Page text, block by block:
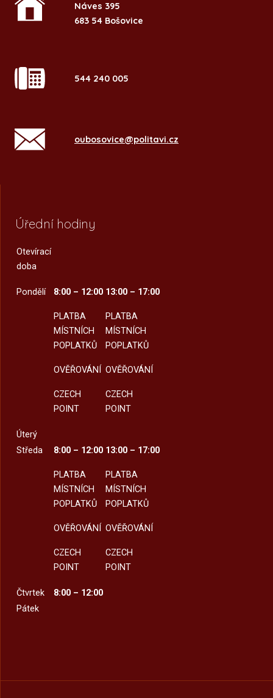
Náves 395
683 54 Bošovice
544 240 005
oubosovice@politavi.cz
Úřední hodiny
Otevírací
doba
Pondělí 8:00 – 12:00
PLATBA
MÍSTNÍCH
POPLATKŮ
OVĚŘOVÁNÍ
CZECH
POINT
13:00 – 17:00
PLATBA
MÍSTNÍCH
POPLATKŮ
OVĚŘOVÁNÍ
CZECH
POINT
Úterý
Středa
8:00 – 12:00
PLATBA
MÍSTNÍCH
POPLATKŮ
OVĚŘOVÁNÍ
CZECH
POINT
13:00 – 17:00
PLATBA
MÍSTNÍCH
POPLATKŮ
OVĚŘOVÁNÍ
CZECH
POINT
Čtvrtek
8:00 – 12:00
Pátek